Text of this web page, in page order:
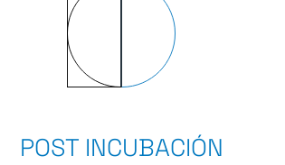
POST INCUBACIÓN